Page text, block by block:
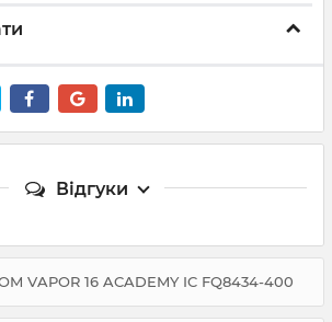
Відгуки
VAPOR 16 ACADEMY IC FQ8434-400